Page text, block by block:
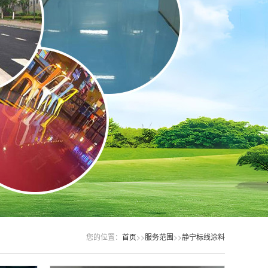
您的位置： 首页>>服务范围>>静宁标线涂料